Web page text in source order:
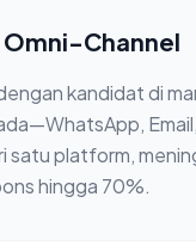
Channel
kandidat di
satu platform,
hingga 70%.